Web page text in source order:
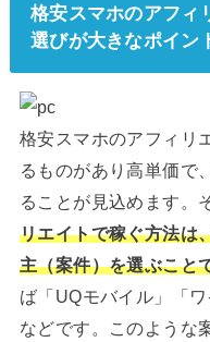
格安スマホのアフィ
選びが大きなポイン
格安スマホのアフィリ
るものがあり高単価で
ることが見込めます。
リエイトで稼ぐ方法は
主（案件）を選ぶこと
ば「UQモバイル」「
などです。このような